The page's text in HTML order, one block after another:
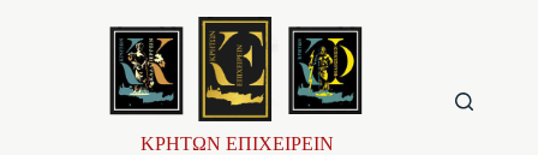
ΚΡΗΤΩΝ ΕΠΙΧΕΙΡΕΙΝ